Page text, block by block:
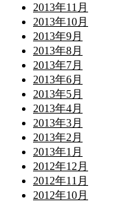
2013年11月
2013年10月
2013年9月
2013年8月
2013年7月
2013年6月
2013年5月
2013年4月
2013年3月
2013年2月
2013年1月
2012年12月
2012年11月
2012年10月